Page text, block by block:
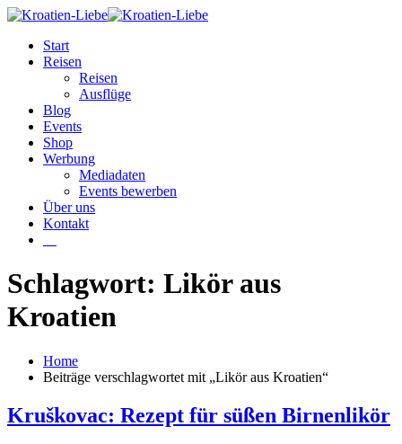
Start
Reisen
Reisen
Ausflüge
Blog
Events
Shop
Werbung
Mediadaten
Events bewerben
Über uns
Kontakt
Schlagwort: Likör aus
Kroatien
Home
Beiträge verschlagwortet mit „Likör aus Kroatien“
Kruškovac: Rezept für süßen Birnenlikör